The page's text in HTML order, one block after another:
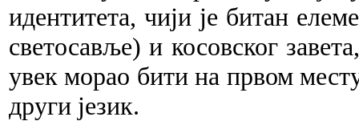
идентитета, чији је битан
светосавље) и косовског
увек морао бити на првом
други језик.